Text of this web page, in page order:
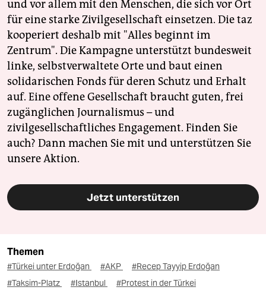
und vor allem mit den Menschen, die sich vor Ort
für eine starke Zivilgesellschaft einsetzen. Die taz
kooperiert deshalb mit "Alles beginnt im
Zentrum". Die Kampagne unterstützt bundesweit
linke, selbstverwaltete Orte und baut einen
solidarischen Fonds für deren Schutz und Erhalt
auf. Eine offene Gesellschaft braucht guten, frei
zugänglichen Journalismus – und
zivilgesellschaftliches Engagement. Finden Sie
auch? Dann machen Sie mit und unterstützen Sie
unsere Aktion.
Jetzt unterstützen
Themen
#Türkei unter Erdoğan #AKP
#Recep Tayyip Erdoğan
#Taksim-Platz
#Istanbul #Protest in der Türkei